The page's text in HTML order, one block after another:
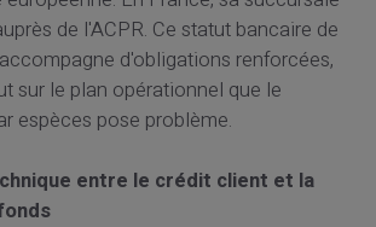
de l'ACPR. Ce statut bancaire de
d'obligations renforcées,
sur le plan opérationnel que le
espèces pose problème.
entre le crédit client et la